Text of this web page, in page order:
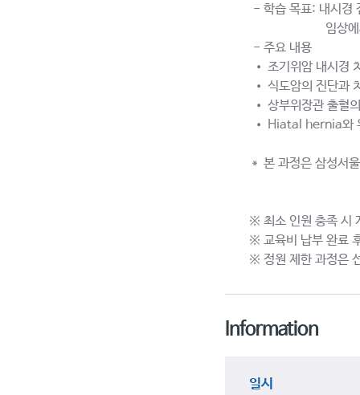
- 학습 목표: 내시경
임상에서의 진
- 주요 내용
• 조기위암 내시경
• 식도암의 진단과
• 상부위장관 출혈
• Hiatal hernia와
＊ 본 과정은 삼성서
※ 최소 인원 충족 시
※ 교육비 납부 완료
※ 정원 제한 과정은
Information
일시